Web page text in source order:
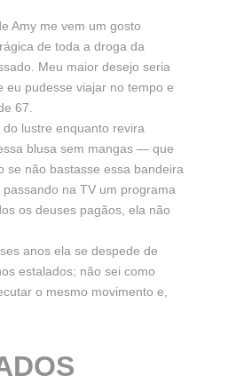
Amy me vem um gosto
de toda a droga da
Meu maior desejo seria
eu pudesse viajar no tempo e
67.
lustre enquanto revira
blusa sem mangas — que
não bastasse essa bandeira
na TV um programa
os deuses pagãos, ela não
anos ela se despede de
estalados; não sei como
o mesmo movimento e,